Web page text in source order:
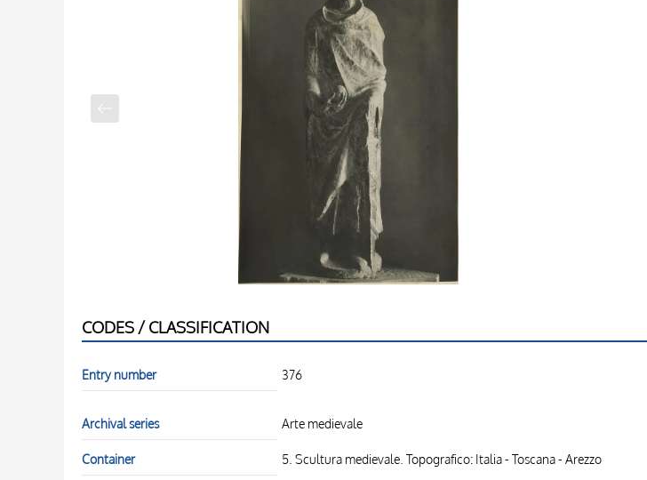
CODES / CLASSIFICATION
Entry number 376
Archival series Arte medievale
Container 5. Scultura medievale. Topografico: Italia - Toscana - Arezzo